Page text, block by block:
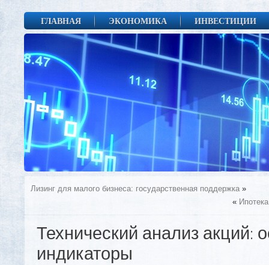
ГЛАВНАЯ ЭКОНОМИКА ИНВЕСТИЦИИ
Лизинг для малого бизнеса: государственная поддержка »
«
Технический анализ акций:
индикаторы